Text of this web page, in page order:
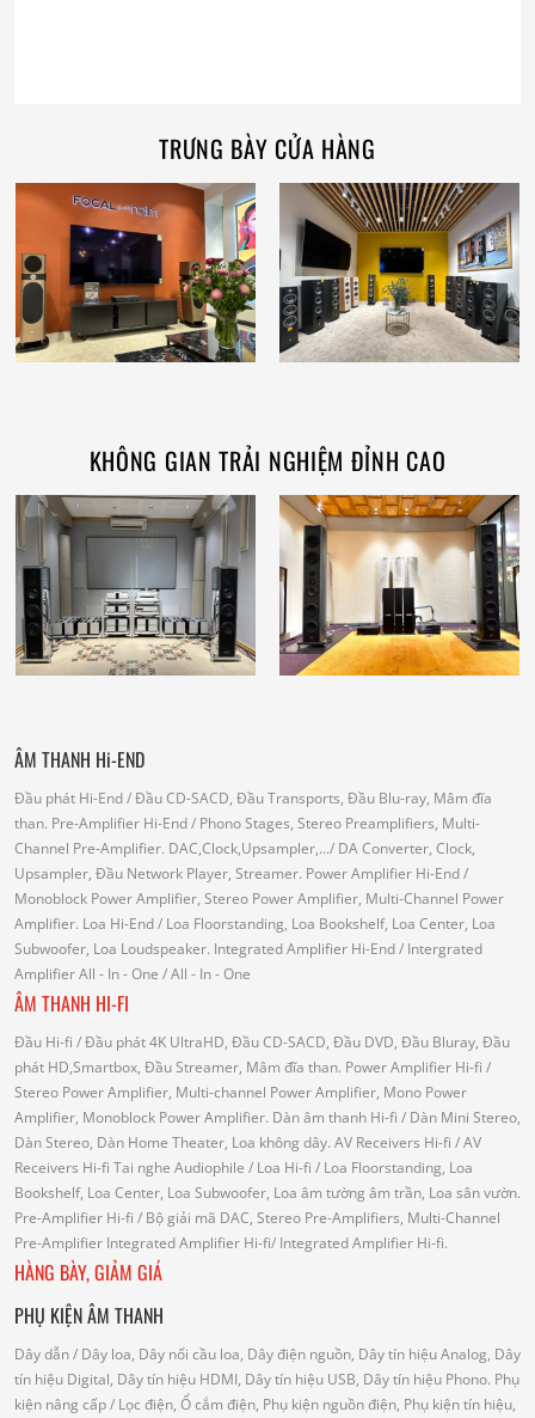
TRƯNG BÀY CỬA HÀNG
KHÔNG GIAN TRẢI NGHIỆM ĐỈNH CAO
ÂM THANH Hi-END
Đầu phát Hi-End/ Đầu CD-SACD, Đầu Transports, Đầu Blu-ray, Mâm đĩa
than. Pre-Amplifier Hi-End/ Phono Stages, Stereo Preamplifiers, Multi-
Channel Pre-Amplifier. DAC,Clock,Upsampler,.../ DA Converter, Clock,
Upsampler, Đầu Network Player, Streamer. Power Amplifier Hi-End/
Monoblock Power Amplifier, Stereo Power Amplifier, Multi-Channel Power
Amplifier. Loa Hi-End/ Loa Floorstanding, Loa Bookshelf, Loa Center, Loa
Subwoofer, Loa Loudspeaker. Integrated Amplifier Hi-End/ Intergrated
AmplifierAll - In - One / All - In - One
ÂM THANH HI-FI
Đầu Hi-fi / Đầu phát 4K UltraHD, Đầu CD-SACD, Đầu DVD, Đầu Bluray, Đầu
phát HD,Smartbox, Đầu Streamer, Mâm đĩa than. Power Amplifier Hi-fi /
Stereo Power Amplifier, Multi-channel Power Amplifier, Mono Power
Amplifier, Monoblock Power Amplifier. Dàn âm thanh Hi-fi / Dàn Mini Stereo,
Dàn Stereo, Dàn Home Theater, Loa không dây. AV Receivers Hi-fi / AV
Receivers Hi-fi Tai nghe Audiophile / Loa Hi-fi / Loa Floorstanding, Loa
Bookshelf, Loa Center, Loa Subwoofer, Loa âm tường âm trần, Loa sân vườn.
Pre-Amplifier Hi-fi / Bộ giải mã DAC, Stereo Pre-Amplifiers, Multi-Channel
Pre-Amplifier Integrated Amplifier Hi-fi/ Integrated Amplifier Hi-fi.
HÀNG BÀY, GIẢM GIÁ
PHỤ KIỆN ÂM THANH
Dây dẫn/ Dây loa, Dây nối cầu loa, Dây điện nguồn, Dây tín hiệu Analog, Dây
tín hiệu Digital, Dây tín hiệu HDMI, Dây tín hiệu USB, Dây tín hiệu Phono. Phụ
kiện nâng cấp/ Lọc điện, Ổ cắm điện, Phụ kiện nguồn điện, Phụ kiện tín hiệu,